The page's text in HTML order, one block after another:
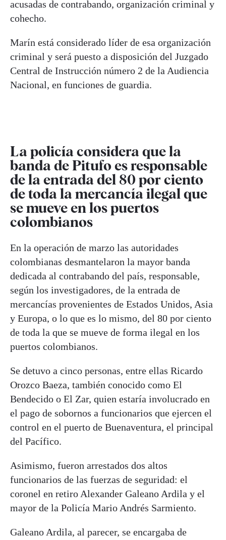
acusadas de contrabando, organización criminal y
cohecho.
Marín está considerado líder de esa organización
criminal y será puesto a disposición del Juzgado
Central de Instrucción número 2 de la Audiencia
Nacional, en funciones de guardia.
La policía considera que la
banda de Pitufo es responsable
de la entrada del 80 por ciento
de toda la mercancía ilegal que
se mueve en los puertos
colombianos
En la operación de marzo las autoridades
colombianas desmantelaron la mayor banda
dedicada al contrabando del país, responsable,
según los investigadores, de la entrada de
mercancías provenientes de Estados Unidos, Asia
y Europa, o lo que es lo mismo, del 80 por ciento
de toda la que se mueve de forma ilegal en los
puertos colombianos.
Se detuvo a cinco personas, entre ellas Ricardo
Orozco Baeza, también conocido como El
Bendecido o El Zar, quien estaría involucrado en
el pago de sobornos a funcionarios que ejercen el
control en el puerto de Buenaventura, el principal
del Pacífico.
Asimismo, fueron arrestados dos altos
funcionarios de las fuerzas de seguridad: el
coronel en retiro Alexander Galeano Ardila y el
mayor de la Policía Mario Andrés Sarmiento.
Galeano Ardila, al parecer, se encargaba de